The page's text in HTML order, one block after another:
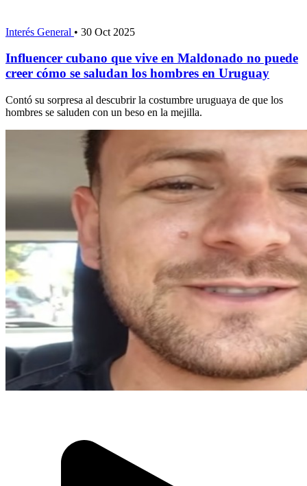
Interés General • 30 Oct 2025
Influencer cubano que vive en Maldonado no puede
creer cómo se saludan los hombres en Uruguay
Contó su sorpresa al descubrir la costumbre uruguaya de que los
hombres se saluden con un beso en la mejilla.